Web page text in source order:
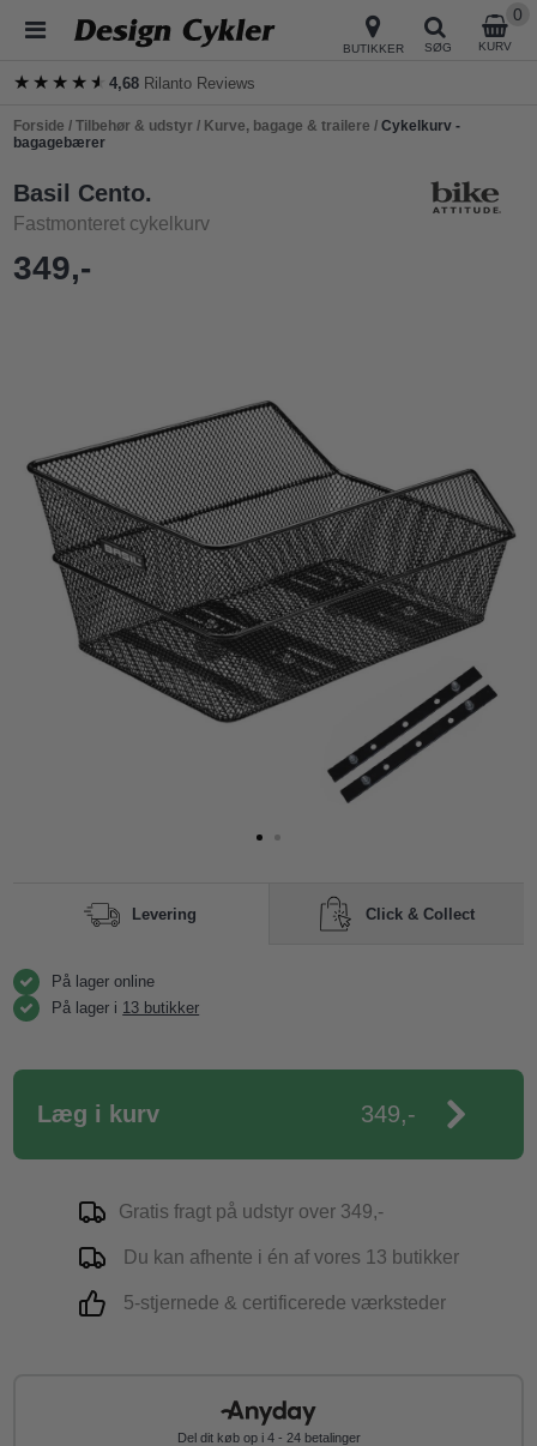
BUTIKKER SØG KURV
0
★★★★★
★★★★★4,68 Rilanto Reviews
Forside /Tilbehør & udstyr / Kurve, bagage & trailere /Cykelkurv -
bagagebærer
Basil Cento.
Fastmonteret cykelkurv
349,-
Levering Click & Collect
På lager online
På lager i 13 butikker
Læg i kurv 349,-
Gratis fragt på udstyr over 349,-
Du kan afhente i én af vores 13 butikker
5-stjernede & certificerede værksteder
Del dit køb op i 4 - 24 betalinger